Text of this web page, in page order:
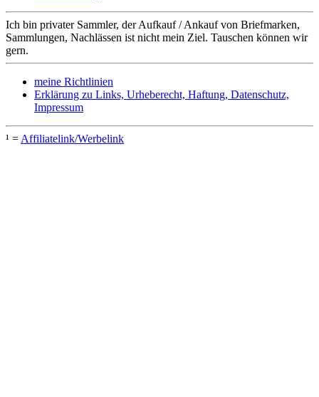
Ich bin privater Sammler, der Aufkauf / Ankauf von Briefmarken,
Sammlungen, Nachlässen ist nicht mein Ziel. Tauschen können wir
gern.
meine Richtlinien
Erklärung zu Links, Urheberecht, Haftung, Datenschutz,
Impressum
¹ = Affiliatelink/Werbelink